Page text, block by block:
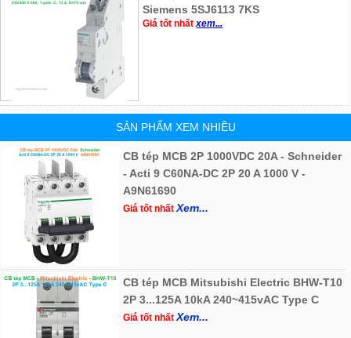
Siemens 5SJ6113 7KS
Giá tốt nhấtxem...
SẢN PHẨM XEM NHIỀU
CB tép MCB 2P 1000VDC 20A - Schneider
- Acti 9 C60NA-DC 2P 20 A 1000 V -
A9N61690
Giá tốt nhấtXem...
CB tép MCB Mitsubishi Electric BHW-T10
2P 3...125A 10kA 240~415vAC Type C
Giá tốt nhấtXem...